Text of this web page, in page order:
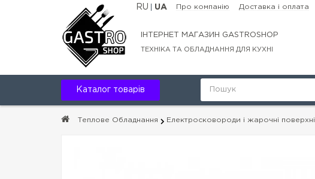
ІНТЕРНЕТ МАГАЗИН GASTROSHOP
ТЕХНІКА ТА ОБЛАДНАННЯ ДЛЯ КУХНІ
RU UA Про компанію Доставка і оплата
Каталог товарів
Теплове Обладнання Електросковороди і жарочні поверхні